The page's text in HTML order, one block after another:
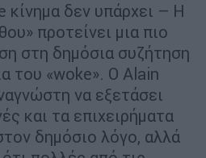
κίνημα δεν υπάρχει – Η
προτείνει μια πιο
στη δημόσια συζήτηση
του «woke». Ο Alain
να εξετάσει
και τα επιχειρήματα
δημόσιο λόγο, αλλά